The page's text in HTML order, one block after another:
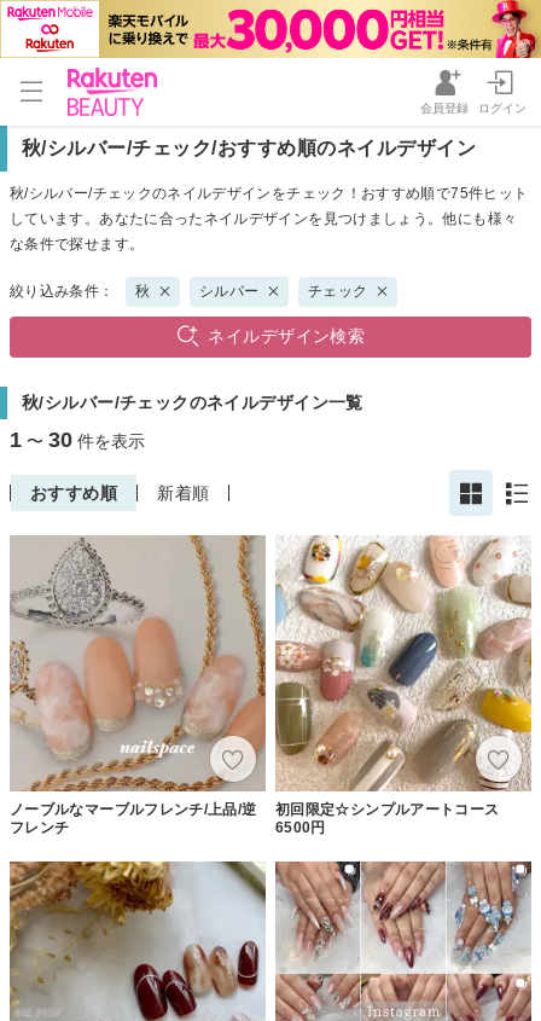
会員登録 ログイン
秋/シルバー/チェック/おすすめ順のネイルデザイン
秋/シルバー/チェックのネイルデザインをチェック！おすすめ順で75件ヒット
しています。あなたに合ったネイルデザインを見つけましょう。他にも様々
な条件で探せます。
絞り込み条件： 秋 シルバー チェック
ネイルデザイン検索
秋/シルバー/チェックのネイルデザイン一覧
1 〜 30 件を表示
おすすめ順 新着順
ノーブルなマーブルフレンチ/上品/逆
フレンチ
初回限定☆シンプルアートコース
6500円